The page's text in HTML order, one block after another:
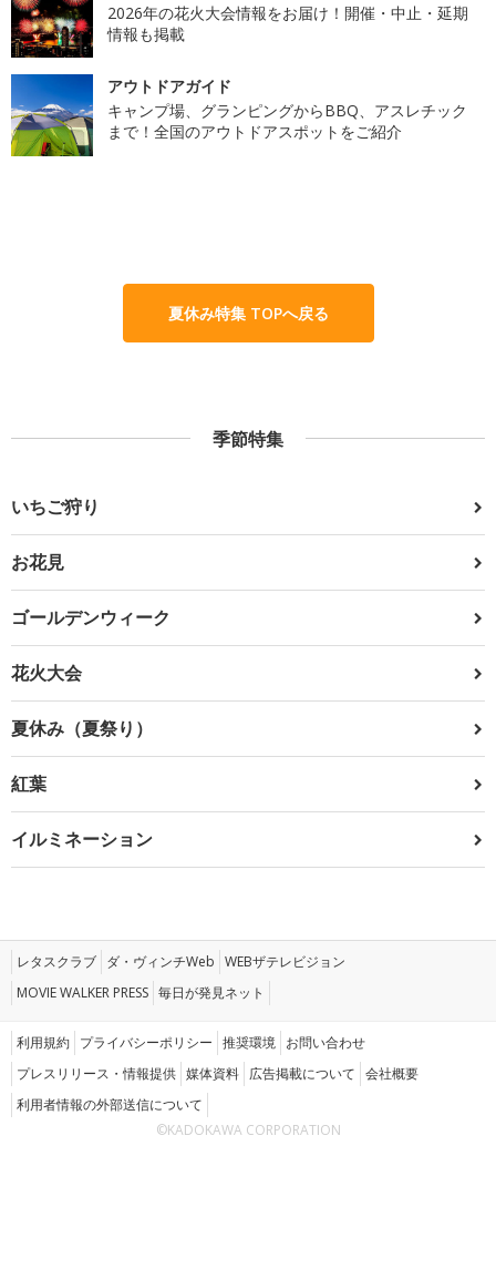
2026年の花火大会情報をお届け！開催・中止・延期
情報も掲載
アウトドアガイド
キャンプ場、グランピングからBBQ、アスレチック
まで！全国のアウトドアスポットをご紹介
夏休み特集 TOPへ戻る
季節特集
いちご狩り
お花見
ゴールデンウィーク
花火大会
夏休み（夏祭り）
紅葉
イルミネーション
レタスクラブ ダ・ヴィンチWeb WEBザテレビジョン
MOVIE WALKER PRESS 毎日が発見ネット
利用規約 プライバシーポリシー 推奨環境 お問い合わせ
プレスリリース・情報提供 媒体資料 広告掲載について 会社概要
利用者情報の外部送信について
©KADOKAWA CORPORATION